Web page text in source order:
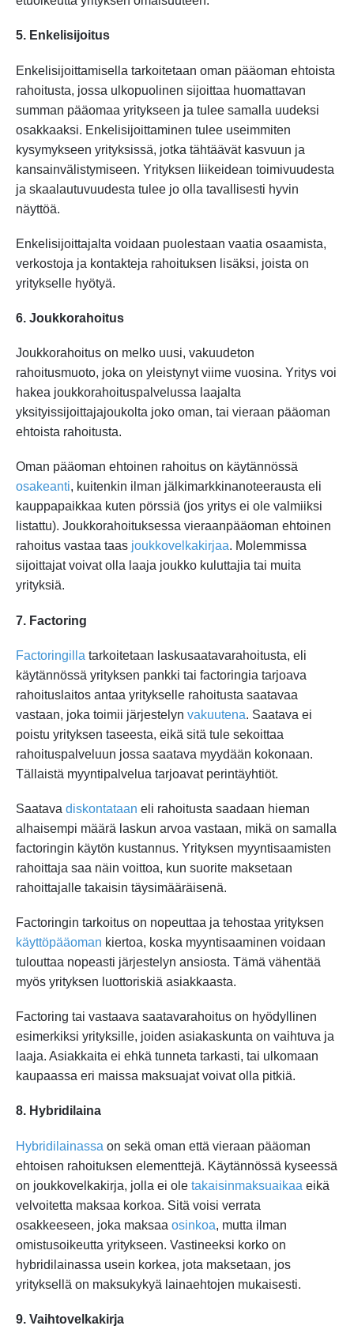
5. Enkelisijoitus
Enkelisijoittamisella tarkoitetaan oman pääoman ehtoista
rahoitusta, jossa ulkopuolinen sijoittaa huomattavan
summan pääomaa yritykseen ja tulee samalla uudeksi
osakkaaksi. Enkelisijoittaminen tulee useimmiten
kysymykseen yrityksissä, jotka tähtäävät kasvuun ja
kansainvälistymiseen. Yrityksen liikeidean toimivuudesta
ja skaalautuvuudesta tulee jo olla tavallisesti hyvin
näyttöä.
Enkelisijoittajalta voidaan puolestaan vaatia osaamista,
verkostoja ja kontakteja rahoituksen lisäksi, joista on
yritykselle hyötyä.
6. Joukkorahoitus
Joukkorahoitus on melko uusi, vakuudeton
rahoitusmuoto, joka on yleistynyt viime vuosina. Yritys voi
hakea joukkorahoituspalvelussa laajalta
yksityissijoittajajoukolta joko oman, tai vieraan pääoman
ehtoista rahoitusta.
Oman pääoman ehtoinen rahoitus on käytännössä
osakeanti, kuitenkin ilman jälkimarkkinanoteerausta eli
kauppapaikkaa kuten pörssiä (jos yritys ei ole valmiiksi
listattu). Joukkorahoituksessa vieraanpääoman ehtoinen
rahoitus vastaa taas joukkovelkakirjaa. Molemmissa
sijoittajat voivat olla laaja joukko kuluttajia tai muita
yrityksiä.
7. Factoring
Factoringilla tarkoitetaan laskusaatavarahoitusta, eli
käytännössä yrityksen pankki tai factoringia tarjoava
rahoituslaitos antaa yritykselle rahoitusta saatavaa
vastaan, joka toimii järjestelyn vakuutena. Saatava ei
poistu yrityksen taseesta, eikä sitä tule sekoittaa
rahoituspalveluun jossa saatava myydään kokonaan.
Tällaistä myyntipalvelua tarjoavat perintäyhtiöt.
Saatava diskontataan eli rahoitusta saadaan hieman
alhaisempi määrä laskun arvoa vastaan, mikä on samalla
factoringin käytön kustannus. Yrityksen myyntisaamisten
rahoittaja saa näin voittoa, kun suorite maksetaan
rahoittajalle takaisin täysimääräisenä.
Factoringin tarkoitus on nopeuttaa ja tehostaa yrityksen
käyttöpääoman kiertoa, koska myyntisaaminen voidaan
tulouttaa nopeasti järjestelyn ansiosta. Tämä vähentää
myös yrityksen luottoriskiä asiakkaasta.
Factoring tai vastaava saatavarahoitus on hyödyllinen
esimerkiksi yrityksille, joiden asiakaskunta on vaihtuva ja
laaja. Asiakkaita ei ehkä tunneta tarkasti, tai ulkomaan
kaupaassa eri maissa maksuajat voivat olla pitkiä.
8. Hybridilaina
Hybridilainassa on sekä oman että vieraan pääoman
ehtoisen rahoituksen elementtejä. Käytännössä kyseessä
on joukkovelkakirja, jolla ei ole takaisinmaksuaikaa eikä
velvoitetta maksaa korkoa. Sitä voisi verrata
osakkeeseen, joka maksaa osinkoa, mutta ilman
omistusoikeutta yritykseen. Vastineeksi korko on
hybridilainassa usein korkea, jota maksetaan, jos
yrityksellä on maksukykyä lainaehtojen mukaisesti.
9. Vaihtovelkakirja